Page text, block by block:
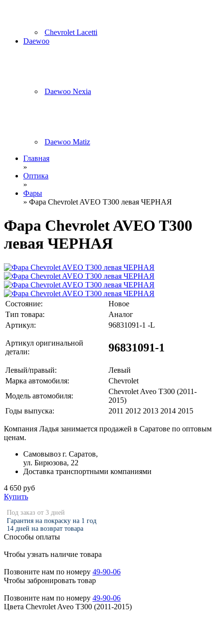
Chevrolet Lacetti
Daewoo
Daewoo Nexia
Daewoo Matiz
Главная
»
Оптика
»
Фары
» Фара Chevrolet AVEO T300 левая ЧЕРНАЯ
Фара Chevrolet AVEO T300
левая ЧЕРНАЯ
Состояние:
Новое
Тип товара:
Аналог
Артикул:
96831091-1 -L
Артикул оригинальной
детали:
96831091-1
Левый/правый:
Левый
Марка автомобиля:
Chevrolet
Модель автомобиля:
Chevrolet Aveo T300 (2011-
2015)
Годы выпуска:
2011 2012 2013 2014 2015
Компания Ладья занимается продажей в Саратове по оптовым
ценам.
Самовывоз г. Саратов,
ул. Бирюзова, 22
Доставка транспортными компаниями
4 650 руб
Купить
Под заказ от 3 дней
Гарантия на покраску на 1 год
14 дней на возврат товара
Способы оплаты
Чтобы узнать наличие товара
Позвоните нам по номеру 49-90-06
Чтобы забронировать товар
Позвоните нам по номеру 49-90-06
Цвета Chevrolet Aveo T300 (2011-2015)